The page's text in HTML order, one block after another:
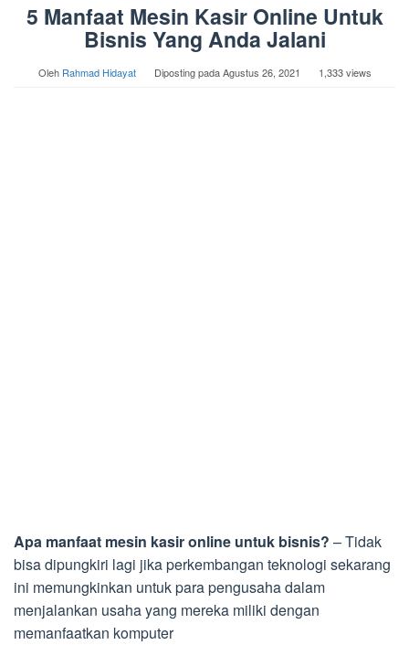
5 Manfaat Mesin Kasir Online Untuk
Bisnis Yang Anda Jalani
Oleh Rahmad Hidayat Diposting padaAgustus 26, 2021 1,333 views
Apa manfaat mesin kasir online untuk bisnis? – Tidak
bisa dipungkiri lagi jika perkembangan teknologi sekarang
ini memungkinkan untuk para pengusaha dalam
menjalankan usaha yang mereka miliki dengan
memanfaatkan komputer